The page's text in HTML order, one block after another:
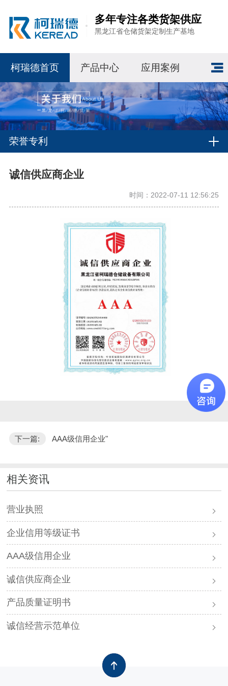
多年专注各类货架供应
黑龙江省仓储货架定制生产基地
柯瑞德首页 产品中心 应用案例
荣誉专利
诚信供应商企业
时间：2022-07-11 12:56:25
下一篇: AAA级信用企业"
相关资讯
营业执照
企业信用等级证书
AAA级信用企业
诚信供应商企业
产品质量证明书
诚信经营示范单位